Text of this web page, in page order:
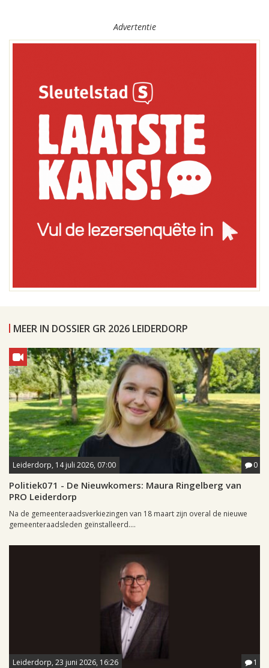
Advertentie
MEER IN DOSSIER GR 2026 LEIDERDORP
Leiderdorp, 14 juli 2026, 07:00 0
Politiek071 - De Nieuwkomers: Maura Ringelberg van
PRO Leiderdorp
Na de gemeenteraadsverkiezingen van 18 maart zijn overal de nieuwe
gemeenteraadsleden geïnstalleerd....
Leiderdorp, 23 juni 2026, 16:26 1